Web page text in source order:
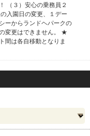
（３）安心の乗務員２
入園日の変更、１デー
ーからランドヘパークの
変更はできません。 ★
間は各自移動となりま